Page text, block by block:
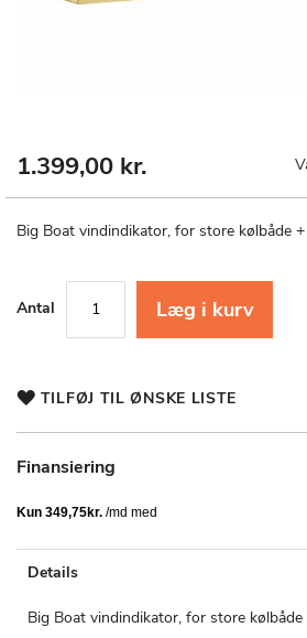
1.399,00 kr.
Big Boat vindindikator, for store kølbåde
Antal Læg i kurv
TILFØJ TIL ØNSKE LISTE
Finansiering
Gå
af
Details
Big Boat vindindikator, for store